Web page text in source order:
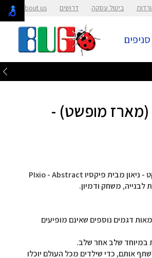
ביטול עסקה דרושים About us
סניפים
(מארז מופשט) -
מארז קוביות מגנטיות לבנייה תלת מימדית בסגנון פיקסל ארט - סדרת אבסטרקט - ניאון מבית פיקסיו PIxio - Abstract
דגמים נוספים שאינם מופיעים
במיוחד שלב אחר שלב.
אותם, כדי שילדים מכל העולם יוכלו